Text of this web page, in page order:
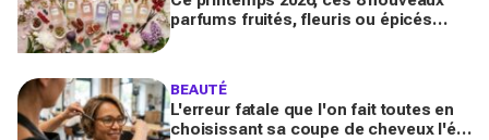
parfums fruités, fleuris ou épicés
BEAUTÉ
L'erreur fatale que l'on fait toutes en
choisissant sa coupe de cheveux l'été